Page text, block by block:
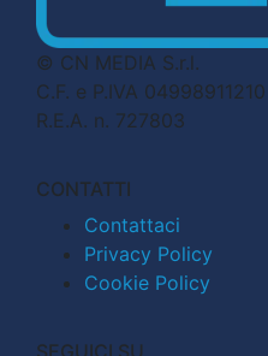
© CN MEDIA S.r.l.
C.F. e P.IVA 04998911210
R.E.A. n. 727803
CONTATTI
Contattaci
Privacy Policy
Cookie Policy